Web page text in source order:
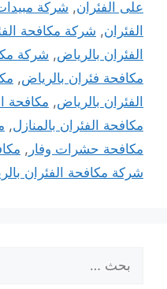
على الفئران, شركة
الفئران, شركة مكافحة
الفئران بالرياض, شركة
مكافحة فئران بالرياض,
الفئران بالرياض, مكافحة
مكافحة الفئران بالمنازل,
مكافحة حشرات وفار ,
شركة مكافحة الفئران
عن: